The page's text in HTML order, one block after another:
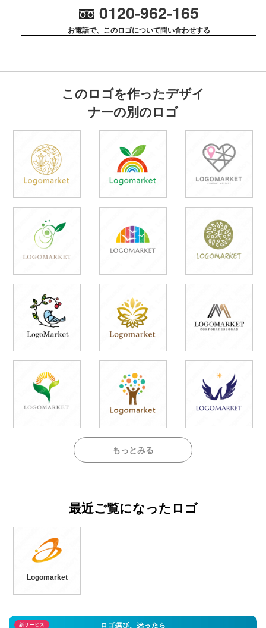
0120-962-165
お電話で、このロゴについて問い合わせする
このロゴを作ったデザイ
ナーの別のロゴ
もっとみる
最近ご覧になったロゴ
Logomarket